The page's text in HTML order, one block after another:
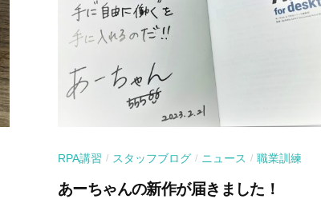
RPA講習 / スタッフブログ / ニュース / 職業訓練
あーちゃんの新作が届きました！